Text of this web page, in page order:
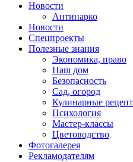
Новости
Антинарко
Новости
Спецпроекты
Полезные знания
Экономика, право
Наш дом
Безопасность
Сад, огород
Кулинарные
Психология
Мастер-классы
Цветоводство
Фотогалерея
Рекламодателям